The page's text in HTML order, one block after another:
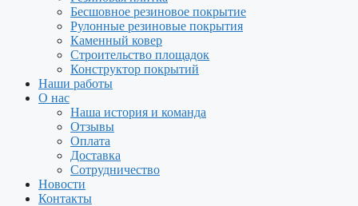
Бесшовное резиновое покрытие
Рулонные резиновые покрытия
Каменный ковер
Строительство площадок
Конструктор покрытий
Наши работы
О нас
Наша история и команда
Отзывы
Оплата
Доставка
Сотрудничество
Новости
Контакты